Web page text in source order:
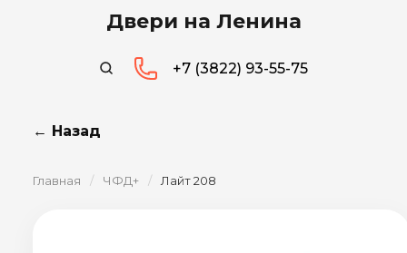
Двери на Ленина
+7 (3822) 93-55-75
← Назад
Главная / ЧФД+ / Лайт 208